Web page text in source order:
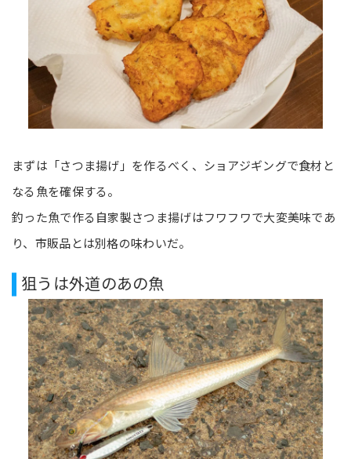
まずは「さつま揚げ」を作るべく、ショアジギングで食材と
なる魚を確保する。
釣った魚で作る自家製さつま揚げはフワフワで大変美味であ
り、市販品とは別格の味わいだ。
狙うは外道のあの魚